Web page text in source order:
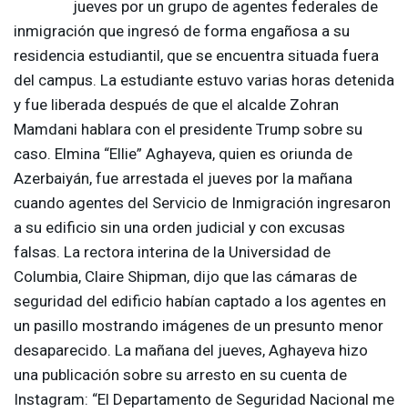
jueves por un grupo de agentes federales de
inmigración que ingresó de forma engañosa a su
residencia estudiantil, que se encuentra situada fuera
del campus. La estudiante estuvo varias horas detenida
y fue liberada después de que el alcalde Zohran
Mamdani hablara con el presidente Trump sobre su
caso. Elmina “Ellie” Aghayeva, quien es oriunda de
Azerbaiyán, fue arrestada el jueves por la mañana
cuando agentes del Servicio de Inmigración ingresaron
a su edificio sin una orden judicial y con excusas
falsas. La rectora interina de la Universidad de
Columbia, Claire Shipman, dijo que las cámaras de
seguridad del edificio habían captado a los agentes en
un pasillo mostrando imágenes de un presunto menor
desaparecido. La mañana del jueves, Aghayeva hizo
una publicación sobre su arresto en su cuenta de
Instagram: “El Departamento de Seguridad Nacional me